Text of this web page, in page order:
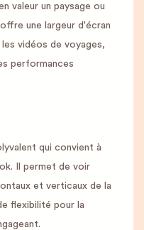
valeur un paysage ou
une largeur d'écran
vidéos de voyages,
performances
qui convient à
Il permet de voir
et verticaux de la
flexibilité pour la